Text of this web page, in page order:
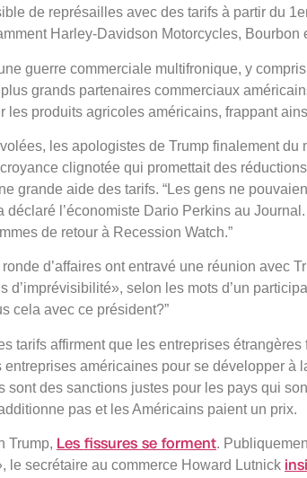
de représailles avec des tarifs à partir du
Harley-Davidson Motorcycles, Bourbon
guerre commerciale multifronique, y
grands partenaires commerciaux
les produits agricoles américains, frappant
les apologistes de Trump finalement du
clignotée qui promettait des
grande aide des tarifs. “Les gens ne
déclaré l’économiste Dario Perkins au
de retour à Recession Watch.”
d’affaires ont entravé une réunion avec
d’imprévisibilité», selon les mots d’un
cela avec ce président?”
tarifs affirment que les entreprises
américaines pour se développer à
sont des sanctions justes pour les pays qui
pas et les Américains paient un prix.
Trump, Les fissures se forment.
le secrétaire au commerce Howard Lutnick